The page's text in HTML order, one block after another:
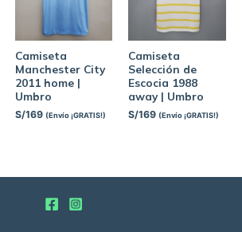
Camiseta
Manchester City
2011 home |
Umbro
S/169 (Envío ¡GRATIS!)
Camiseta
Selección de
Escocia 1988
away | Umbro
S/169 (Envío ¡GRATIS!)